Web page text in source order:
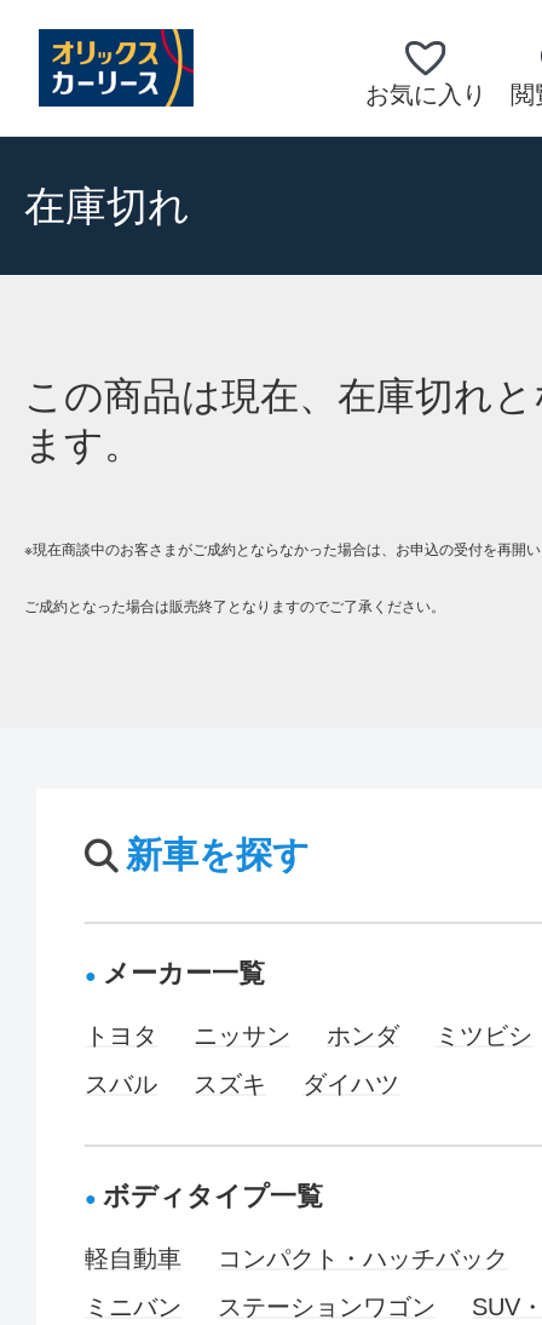
お気に入り 閲
在庫切れ
この商品は現在、在庫切れ
ます。
※現在商談中のお客さまがご成約とならなかった場合は、お申込の受付を再開
ご成約となった場合は販売終了となりますのでご了承ください。
新車を探す
メーカー一覧
トヨタ ニッサン ホンダ
ミツビシ
スバル
スズキ ダイハツ
ボディタイプ一覧
軽自動車
コンパクト・ハッチバック
ミニバン
ステーションワゴン
SUV